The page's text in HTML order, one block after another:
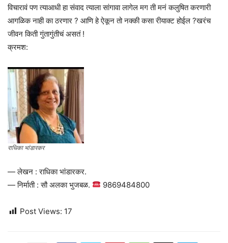
विचारावं पण त्याआधी हा संवाद त्याला सांगावा लागेल मग ती मनं कलुषित करणारी
आगळिक नाही का ठरणार ? आणि हे ऐकून तो नक्की कसा रीयाक्ट होईल ?खरंच
जीवन किती गुंतागुंतीचं असतं !
क्रमश:
राधिका भांडारकर
— लेखन : राधिका भांडारकर.
— निर्माती : सौ अलका भुजबळ.
9869484800
Post Views: 17